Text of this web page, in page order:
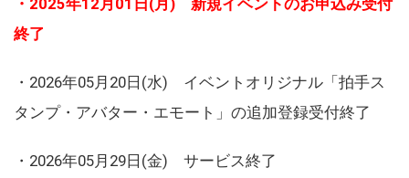
終了
・2026年05月20日(水) イベントオリジナル「拍手ス
タンプ・アバター・エモート」の追加登録受付終了
・2026年05月29日(金) サービス終了